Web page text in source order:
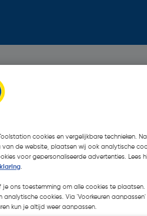
cookies en vergelijkbare technieken.
van de website, plaatsen wij ook analytische
voor gepersonaliseerde advertenties. Lees
.
ons toestemming om alle cookies te plaatsen.
cookies. Via 'Voorkeuren aanpassen'
kun je altijd weer aanpassen.